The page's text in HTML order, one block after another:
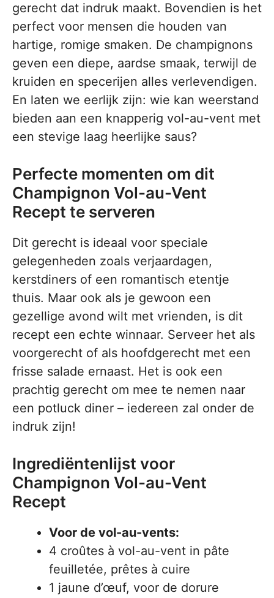
gerecht dat indruk maakt. Bovendien is het
perfect voor mensen die houden van
hartige, romige smaken. De champignons
geven een diepe, aardse smaak, terwijl de
kruiden en specerijen alles verlevendigen.
En laten we eerlijk zijn: wie kan weerstand
bieden aan een knapperig vol-au-vent met
een stevige laag heerlijke saus?
Perfecte momenten om dit
Champignon Vol-au-Vent
Recept te serveren
Dit gerecht is ideaal voor speciale
gelegenheden zoals verjaardagen,
kerstdiners of een romantisch etentje
thuis. Maar ook als je gewoon een
gezellige avond wilt met vrienden, is dit
recept een echte winnaar. Serveer het als
voorgerecht of als hoofdgerecht met een
frisse salade ernaast. Het is ook een
prachtig gerecht om mee te nemen naar
een potluck diner – iedereen zal onder de
indruk zijn!
Ingrediëntenlijst voor
Champignon Vol-au-Vent
Recept
Voor de vol-au-vents:
4 croûtes à vol-au-vent in pâte
feuilletée, prêtes à cuire
1 jaune d’œuf, voor de dorure